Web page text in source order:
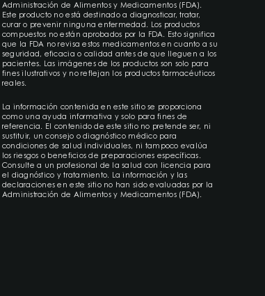
Administración de Alimentos y Medicamentos (FDA).
Este producto no está destinado a diagnosticar, tratar,
curar o prevenir ninguna enfermedad. Los productos
compuestos no están aprobados por la FDA. Esto significa
que la FDA no revisa estos medicamentos en cuanto a su
seguridad, eficacia o calidad antes de que lleguen a los
pacientes. Las imágenes de los productos son solo para
fines ilustrativos y no reflejan los productos farmacéuticos
reales.
La información contenida en este sitio se proporciona
como una ayuda informativa y solo para fines de
referencia. El contenido de este sitio no pretende ser, ni
sustituir, un consejo o diagnóstico médico para
condiciones de salud individuales, ni tampoco evalúa
los riesgos o beneficios de preparaciones específicas.
Consulte a un profesional de la salud con licencia para
el diagnóstico y tratamiento. La información y las
declaraciones en este sitio no han sido evaluadas por la
Administración de Alimentos y Medicamentos (FDA).